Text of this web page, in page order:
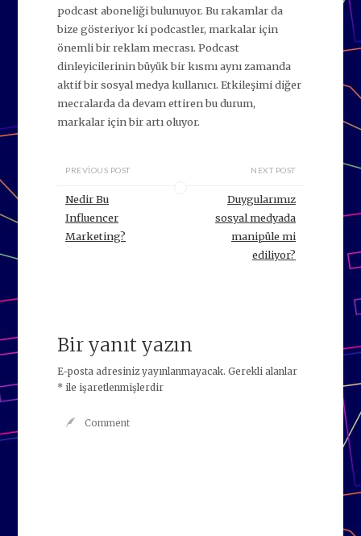
podcast aboneliği bulunuyor. Bu rakamlar da
bize gösteriyor ki podcastler, markalar için
önemli bir reklam mecrası. Podcast
dinleyicilerinin büyük bir kısmı aynı zamanda
aktif bir sosyal medya kullanıcı. Etkileşimi diğer
mecralarda da devam ettiren bu durum,
markalar için bir artı oluyor.
PREVIOUS POST
Nedir Bu
Influencer
Marketing?
NEXT POST
Duygularımız
sosyal medyada
manipüle mi
ediliyor?
Bir yanıt yazın
E-posta adresiniz yayınlanmayacak. Gerekli alanlar
*ile işaretlenmişlerdir